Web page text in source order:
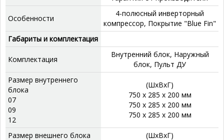
Особенности
4-полюсный инверторный
компрессор, Покрытие "Blue Fin"
Габариты и комплектация
Комплектация
Внутренний блок, Наружный
блок, Пульт ДУ
Размер внутреннего
блока
07
09
12
(ШхВхГ)
750 x 285 x 200 мм
750 x 285 x 200 мм
750 x 285 x 200 мм
Размер внешнего блока (ШхВхГ)